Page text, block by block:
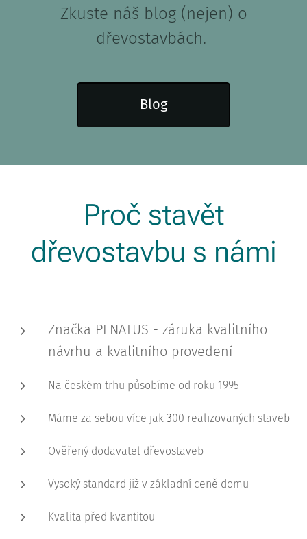
Zkuste náš blog (nejen) o
dřevostavbách.
Blog
Proč stavět
dřevostavbu s námi
Značka PENATUS - záruka kvalitního
návrhu a kvalitního provedení
Na českém trhu působíme od roku 1995
Máme za sebou více jak 300 realizovaných staveb
Ověřený dodavatel dřevostaveb
Vysoký standard již v základní ceně domu
Kvalita před kvantitou